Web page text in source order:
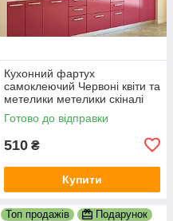
Кухонний фартух
самоклеючий Червоні квіти та
метелики метелики скіналі
для кухні наклейка ПВХ
600х2000 мм
Готово до відправки
510 ₴
Купити
Топ продажів Подарунок